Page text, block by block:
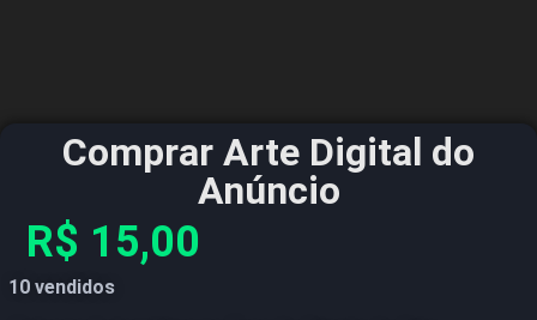
Comprar Arte Digital do
Anúncio
R$ 15,00
10 vendidos